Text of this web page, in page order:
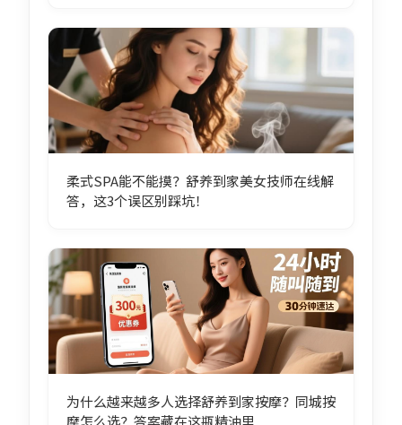
柔式SPA能不能摸？舒养到家美女技师在线解
答，这3个误区别踩坑！
为什么越来越多人选择舒养到家按摩？同城按
摩怎么选？答案藏在这瓶精油里